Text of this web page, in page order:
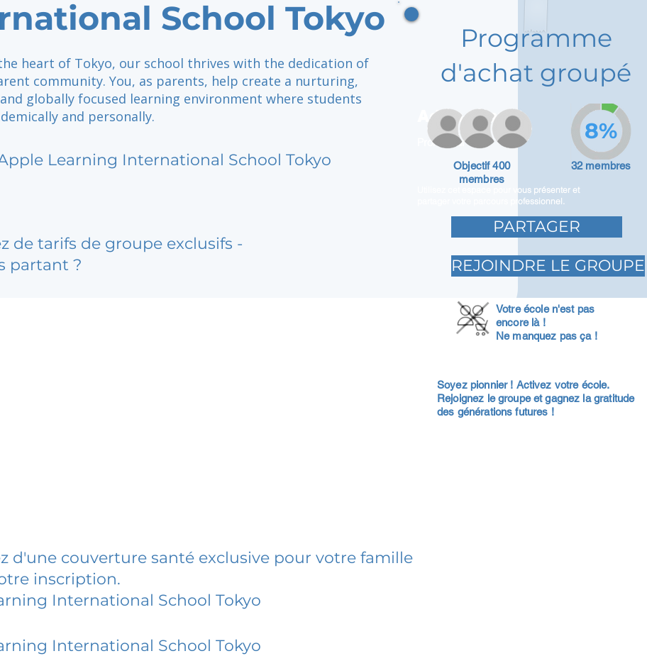
School Tokyo
heart of Tokyo, our school thrives with the dedication of
community. You, as parents, help create a nurturing,
globally focused learning environment where students
and personally.
Learning International School Tokyo
de tarifs de groupe exclusifs -
partant ?
Adam Caar
Promoteur
Utilisez cet espace pour vous présenter et
partager votre parcours professionnel.
Programme
d'achat groupé
Objectif 400
membres
32 membres
8%
PARTAGER
REJOINDRE LE GROUPE
Votre école n'est pas
encore là !
Ne manquez pas ça !
Soyez pionnier ! Activez votre école.
Rejoignez le groupe et gagnez la gratitude
des générations futures !
d'une couverture santé exclusive pour votre famille
inscription.
International School Tokyo
International School Tokyo